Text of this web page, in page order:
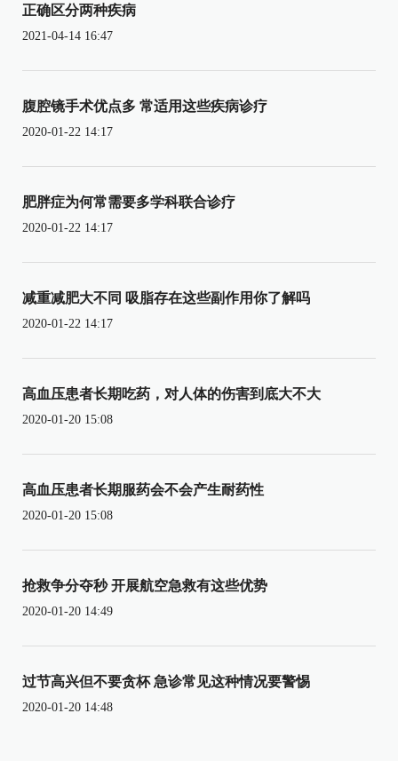
正确区分两种疾病
2021-04-14 16:47
腹腔镜手术优点多 常适用这些疾病诊疗
2020-01-22 14:17
肥胖症为何常需要多学科联合诊疗
2020-01-22 14:17
减重减肥大不同 吸脂存在这些副作用你了解吗
2020-01-22 14:17
高血压患者长期吃药，对人体的伤害到底大不大
2020-01-20 15:08
高血压患者长期服药会不会产生耐药性
2020-01-20 15:08
抢救争分夺秒 开展航空急救有这些优势
2020-01-20 14:49
过节高兴但不要贪杯 急诊常见这种情况要警惕
2020-01-20 14:48